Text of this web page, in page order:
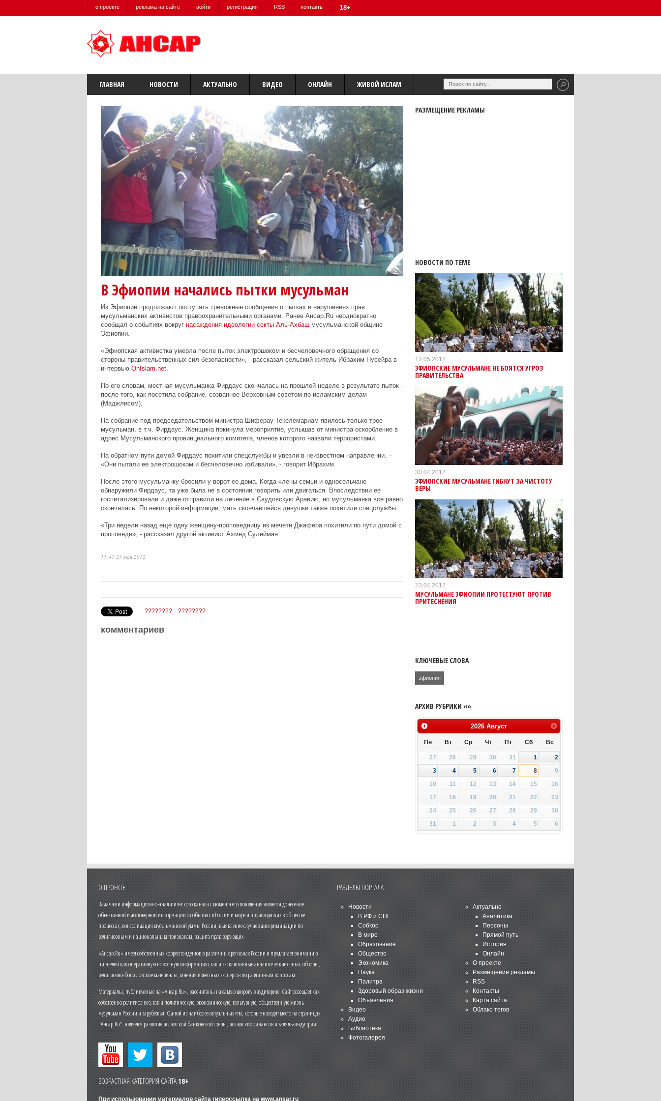
о проекте реклама на сайте войти регистрация RSS контакты 18+
ГЛАВНАЯ НОВОСТИ АКТУАЛЬНО ВИДЕО ОНЛАЙН ЖИВОЙ ИСЛАМ
В Эфиопии начались пытки мусульман
Из Эфиопии продолжают поступать тревожные сообщения о пытках и нарушениях прав
мусульманских активистов правоохранительными органами. Ранее Ансар.Ru неоднократно
сообщал о событиях вокруг насаждения идеологии секты Аль-Ахбашмусульманской общине
Эфиопии.
«Эфиопская активистка умерла после пыток электрошоком и бесчеловечного обращения со
стороны правительственных сил безопасности», - рассказал сельский житель Ибрахим Нусейра в
интервью OnIslam.net.
По его словам, местная мусульманка Фирдаус скончалась на прошлой неделе в результате пыток -
после того, как посетила собрание, созванное Верховным советом по исламским делам
(Маджлисом).
На собрание под председательством министра Шиферау Текелемариам явилось только трое
мусульман, в т.ч. Фирдаус. Женщина покинула мероприятие, услышав от министра оскорбление в
адрес Мусульманского провинциального комитета, членов которого назвали террористами.
На обратном пути домой Фирдаус похитили спецслужбы и увезли в неизвестном направлении. –
«Они пытали ее электрошоком и бесчеловечно избивали», - говорит Ибрахим.
После этого мусульманку бросили у ворот ее дома. Когда члены семьи и односельчане
обнаружили Фирдаус, та уже была не в состоянии говорить или двигаться. Впоследствии ее
госпитализировали и даже отправили на лечение в Саудовскую Аравию, но мусульманка все равно
скончалась. По некоторой информации, мать скончавшейся девушки также похитили спецслужбы.
«Три недели назад еще одну женщину-проповедницу из мечети Джафера похитили по пути домой с
проповеди», - рассказал другой активист Ахмед Сулейман.
11:47 25 мая 2012
???????? ????????
комментариев
РАЗМЕЩЕНИЕ РЕКЛАМЫ
НОВОСТИ ПО ТЕМЕ
12.05.2012
ЭФИОПСКИЕ МУСУЛЬМАНЕ НЕ БОЯТСЯ УГРОЗ
ПРАВИТЕЛЬСТВА
30.04.2012
ЭФИОПСКИЕ МУСУЛЬМАНЕ ГИБНУТ ЗА ЧИСТОТУ
ВЕРЫ
23.04.2012
МУСУЛЬМАНЕ ЭФИОПИИ ПРОТЕСТУЮТ ПРОТИВ
ПРИТЕСНЕНИЯ
КЛЮЧЕВЫЕ СЛОВА
эфиопия
АРХИВ РУБРИКИ «»
2026 Август
Пн Вт Ср Чт Пт Сб Вс
27 28 29 30 31 1
2
3
4 5 6 7 8
9
10
11 12 13 14 15
16
17
18 19 20 21 22
23
24
25 26 27 28 29
30
31
1 2 3 4 5 6
О ПРОЕКТЕ
Задачами информационно-аналитического канала с момента его появления является донесение
объективной и достоверной информации о событиях в России и мире и происходящих в обществе
процессах, консолидация мусульманской уммы России, выявление случаев дискриминации по
религиозным и национальным признакам, защита прав верующих.
«Ансар.Ru» имеет собственных корреспондентов в различных регионах России и предлагает вниманию
читателей как оперативную новостную информацию, так и эксклюзивные аналитические статьи, обзоры,
религиозно-богословские материалы, мнения известных экспертов по различным вопросам.
Материалы, публикуемые на «Ансар.Ru», рассчитаны на самую широкую аудиторию. Сайт освещает как
собственно религиозную, так и политическую, экономическую, культурную, общественную жизнь
мусульман России и зарубежья. Одной из наиболее актуальных тем, которые находят место на страницах
"Ансар.Ru", является развитие исламской банковской сферы, исламских финансов и халяль-индустрии.
ВОЗРАСТНАЯ КАТЕГОРИЯ САЙТА18+
При использовании материалов сайта гиперссылка на www.ansar.ru
РАЗДЕЛЫ ПОРТАЛА
Новости
В РФ и СНГ
Собкор
В мире
Образование
Общество
Экономика
Наука
Палитра
Здоровый образ жизни
Объявления
Видео
Аудио
Библиотека
Фотогалерея
Актуально
Аналитика
Персоны
Прямой путь
История
Онлайн
О проекте
Размещение рекламы
RSS
Контакты
Карта сайта
Облако тегов